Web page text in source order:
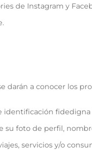
de Instagram y
a conocer los
foto de perfil,
servicios y/o